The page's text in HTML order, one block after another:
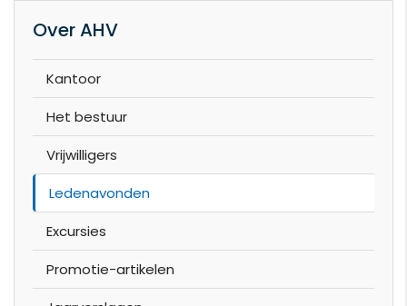
Over AHV
Kantoor
Het bestuur
Vrijwilligers
Ledenavonden
Excursies
Promotie-artikelen